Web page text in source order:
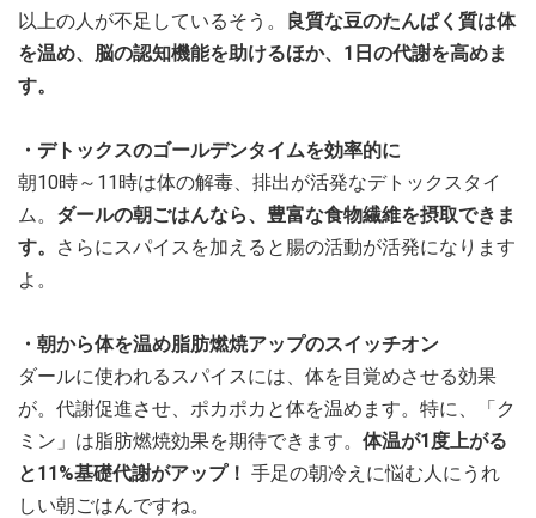
以上の人が不足しているそう。
良質な豆のたんぱく質は体
を温め、脳の認知機能を助けるほか、1日の代謝を高めま
す。
・デトックスのゴールデンタイムを効率的に
朝10時～11時は体の解毒、排出が活発なデトックスタイ
ム。 ダールの朝ごはんなら、豊富な食物繊維を摂取できま
す。
さらにスパイスを加えると腸の活動が活発になります
よ。
・朝から体を温め脂肪燃焼アップのスイッチオン
ダールに使われるスパイスには、体を目覚めさせる効果
が。代謝促進させ、ポカポカと体を温めます。特に、「ク
ミン」は脂肪燃焼効果を期待できます。 体温が1度上がる
と11%基礎代謝がアップ！ 手足の朝冷えに悩む人にうれ
しい朝ごはんですね。